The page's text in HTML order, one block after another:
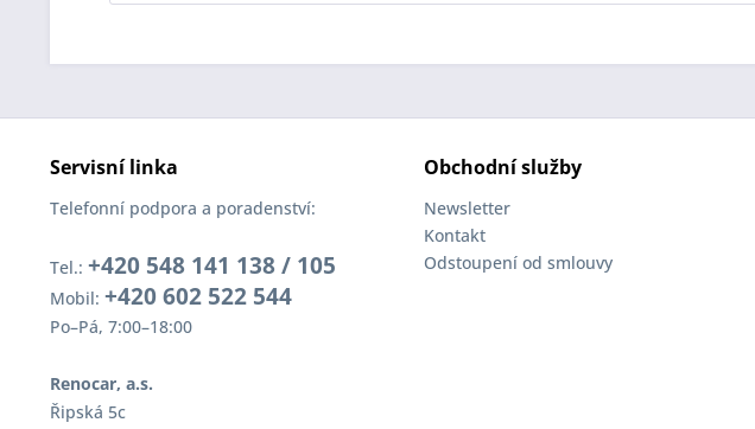
Servisní linka
Telefonní podpora a poradenství:
Tel.: +420 548 141 138 / 105
Mobil: +420 602 522 544
Po–Pá, 7:00–18:00
Renocar, a.s.
Řipská 5c
Obchodní služby
Newsletter
Kontakt
Odstoupení od smlouvy